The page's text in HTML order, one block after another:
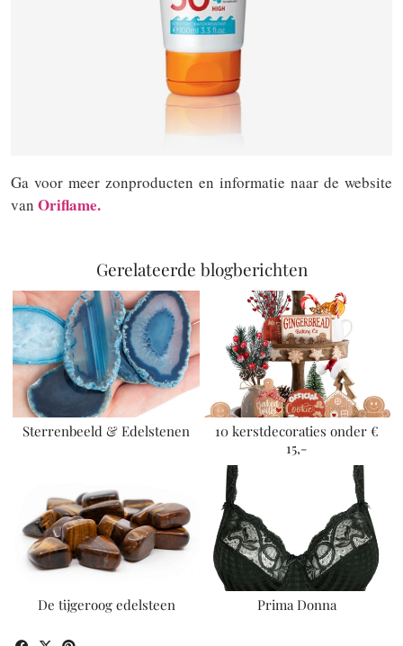
Ga voor meer zonproducten en informatie naar de website
van Oriflame.
Gerelateerde blogberichten
Sterrenbeeld & Edelstenen
10 kerstdecoraties onder €
15,-
De tijgeroog edelsteen Prima Donna